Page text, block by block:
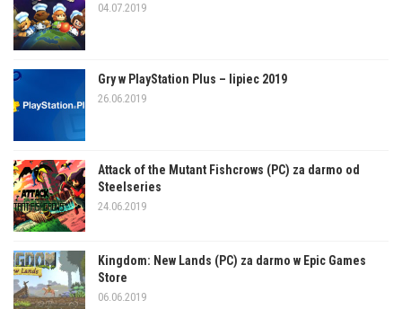
04.07.2019
Gry w PlayStation Plus – lipiec 2019
26.06.2019
Attack of the Mutant Fishcrows (PC) za darmo od
Steelseries
24.06.2019
Kingdom: New Lands (PC) za darmo w Epic Games
Store
06.06.2019